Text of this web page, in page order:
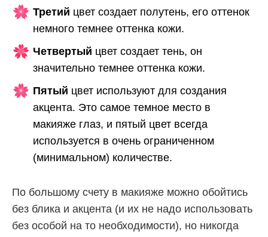
Третий цвет создает полутень, его оттенок
немного темнее оттенка кожи.
Четвертый цвет создает тень, он
значительно темнее оттенка кожи.
Пятый цвет используют для создания
акцента. Это самое темное место в
макияже глаз, и пятый цвет всегда
используется в очень ограниченном
(минимальном) количестве.
По большому счету в макияже можно обойтись
без блика и акцента (и их не надо использовать
без особой на то необходимости), но никогда